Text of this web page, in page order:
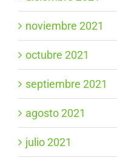
noviembre 2021
octubre 2021
septiembre 2021
agosto 2021
julio 2021